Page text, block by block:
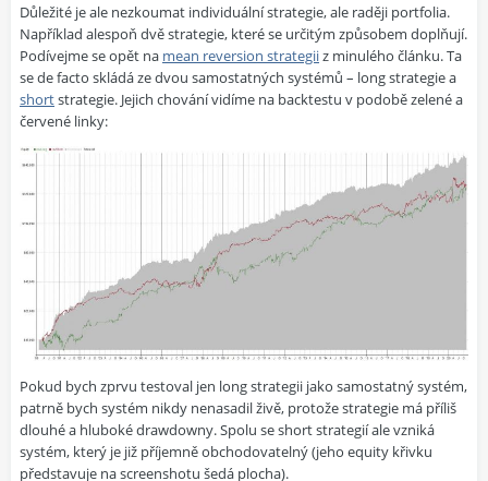
Důležité je ale nezkoumat individuální strategie, ale raději portfolia.
Například alespoň dvě strategie, které se určitým způsobem doplňují.
Podívejme se opět na mean reversion strategiiz minulého článku. Ta
se de facto skládá ze dvou samostatných systémů – long strategie a
shortstrategie. Jejich chování vidíme na backtestu v podobě zelené a
červené linky:
Pokud bych zprvu testoval jen long strategii jako samostatný systém,
patrně bych systém nikdy nenasadil živě, protože strategie má příliš
dlouhé a hluboké drawdowny. Spolu se short strategií ale vzniká
systém, který je již příjemně obchodovatelný (jeho equity křivku
představuje na screenshotu šedá plocha).